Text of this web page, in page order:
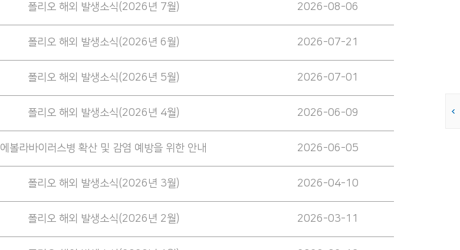
폴리오 해외 발생소식(2026년 7월) 2026-08-06
폴리오 해외 발생소식(2026년 6월) 2026-07-21
폴리오 해외 발생소식(2026년 5월) 2026-07-01
폴리오 해외 발생소식(2026년 4월) 2026-06-09
에볼라바이러스병 확산 및 감염 예방을 위한 안내 2026-06-05
폴리오 해외 발생소식(2026년 3월) 2026-04-10
폴리오 해외 발생소식(2026년 2월) 2026-03-11